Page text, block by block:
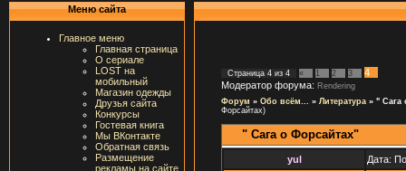
Меню сайта
Главное меню
Главная страница
О сериале
LOST на
мобильный
Магазин одежды
Друзья сайта
Конкурсы
Гостевая книга
Мы ВКонтакте
Обратная связь
Размещение
рекламы на сайте
Страница 4 из 4 « 1 2 3
4
Модератор форума: Rendering
Форум » Обо всём... » Литература » " Сага
Форсайтах)
" Сага о Форсайтах"
yul Дата: